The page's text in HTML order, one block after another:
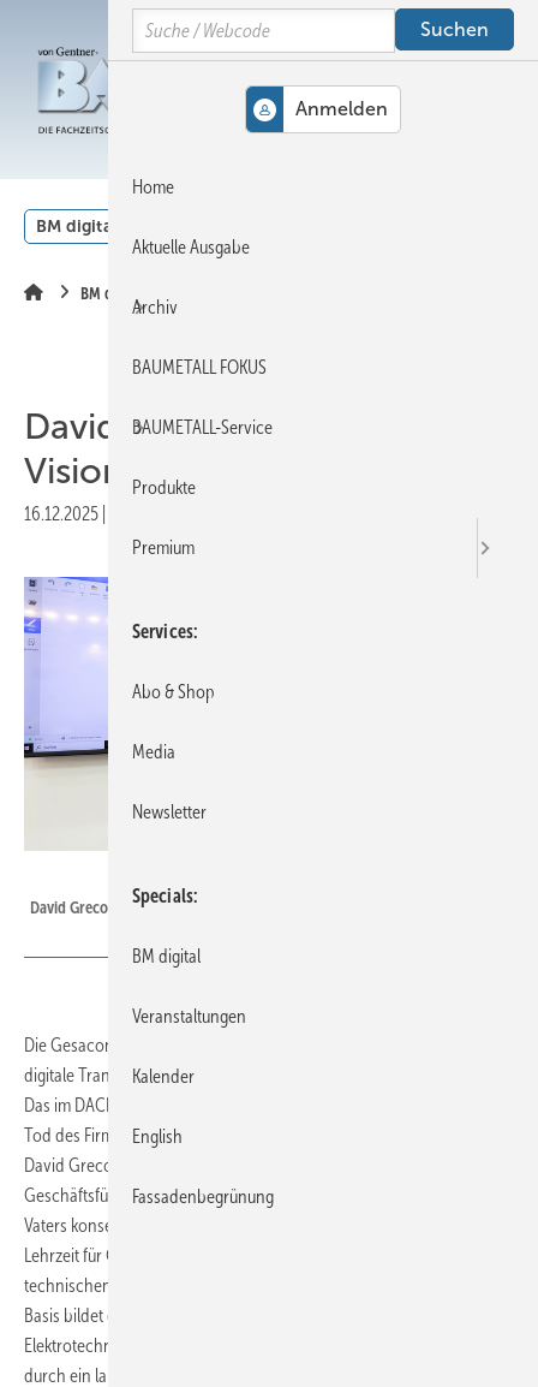
Hauptinhalt
Hauptmenü
SiteSearch
BM digital
BM digital
Dav id Greco führt ­Gesacon-
Vision fort
16.12.2025
David Greco
Die Gesacon AG ist ein etabliertes Beratungsunternehmen für die
digitale Transformation metallverarbeitender Spengler-Fachbetriebe.
Das im DACHS-Raum agierende Unternehmen blickt auch nach dem
Tod des Firmengründers Luigi Greco zuversichtlich in die Zukunft:
David Greco, der Sohn des Gründers, hat bereits im Sommer 2024 die
Geschäftsführung übernommen und setzt das Vermächtnis seines
Vaters konsequent fort. David Greco arbeitete bereits während seiner
Lehrzeit für Gesacon und wirkte über mehrere Jahre an der
technischen Umsetzung der Bendex-Lösungen mit. Seine berufliche
Basis bildet eine Ausbildung als Automatiker mit Fokus auf
Elektrotechnik, Software und mechanischer Bearbeitung, ergänzt
durch ein laufendes Betriebswirtschaftsstudium. Greco erklärt: „Vor
Search
Home
Aktuelle Ausgabe
Archiv
BAUMETALL FOKUS
BAUMETALL-Service
Produkte
Premium
Services
Abo & Shop
Media
Newsletter
Specials
BM digital
Veranstaltungen
Kalender
English
Fassadenbegrünung